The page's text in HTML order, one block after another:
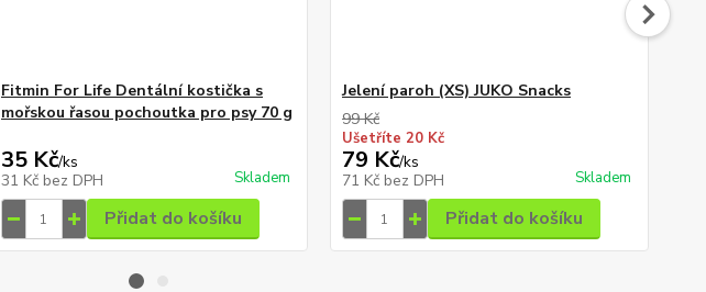
Fitmin For Life Dentální kostička s
mořskou řasou pochoutka pro psy 70 g
35 Kč/ks
31 Kč bez DPH Skladem
Přidat do košíku
Jelení paroh (XS) JUKO Snacks
99 Kč
Ušetříte 20 Kč
79 Kč/ks
71 Kč bez DPH Skladem
Přidat do košíku